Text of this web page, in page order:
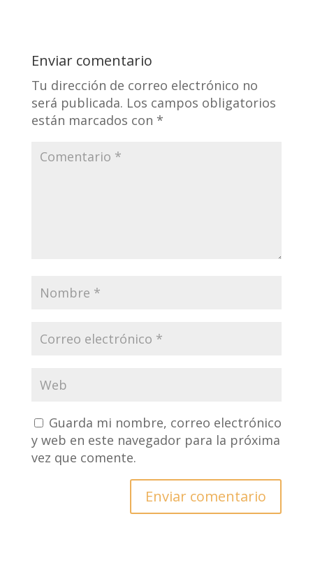
Enviar comentario
Tu dirección de correo electrónico no
será publicada. Los campos obligatorios
están marcados con *
Guarda mi nombre, correo electrónico
y web en este navegador para la próxima
vez que comente.